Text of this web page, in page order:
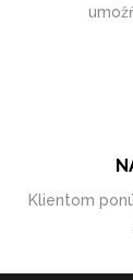
Klientom